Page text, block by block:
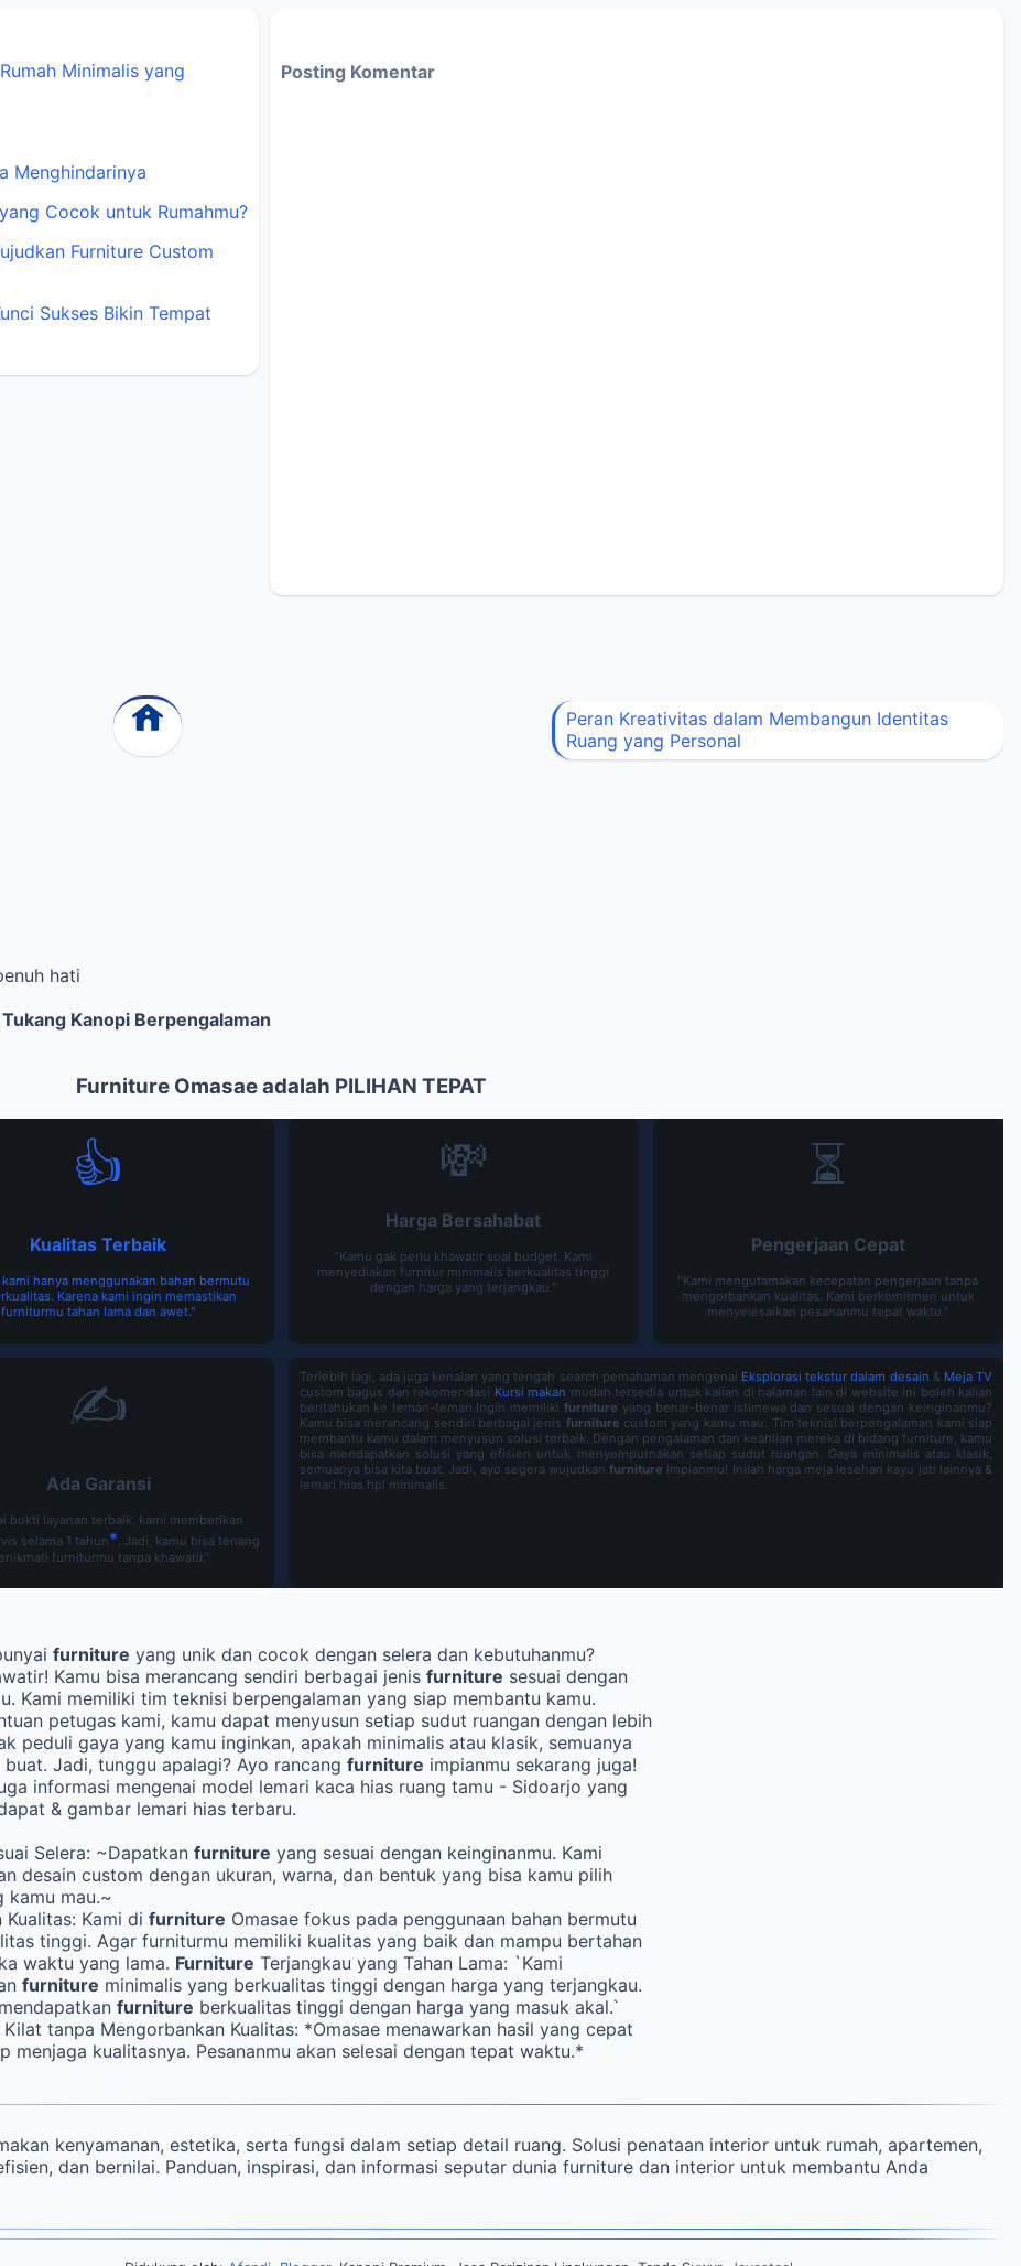
Minimalis yang
Menghindarinya
Cocok untuk Rumahmu?
Furniture Custom
Sukses Bikin Tempat
Posting Komentar
Peran Kreativitas dalam Membangun Identitas
Ruang yang Personal
hati
Kanopi Berpengalaman
Furniture Omasae adalah PILIHAN TEPAT
👍
Kualitas Terbaik
hanya menggunakan bahan bermutu
Karena kami ingin memastikan
furniturmu tahan lama dan awet."
💸
Harga Bersahabat
"Kamu gak perlu khawatir soal budget. Kami
menyediakan furnitur minimalis berkualitas tinggi
dengan harga yang terjangkau."
⏳
Pengerjaan Cepat
"Kami mengutamakan kecepatan pengerjaan tanpa
mengorbankan kualitas. Kami berkomitmen untuk
menyelesaikan pesananmu tepat waktu."
✍
Ada Garansi
bukti layanan terbaik, kami memberikan
selama 1 tahun* . Jadi, kamu bisa tenang
furniturmu tanpa khawatir."
Terlebih lagi, ada juga kenalan yang tengah search pemahaman mengenai Eksplorasi tekstur dalam desain & Meja TV
custom bagus dan rekomendasi Kursi makan mudah tersedia untuk kalian di halaman lain di website ini boleh kalian
beritahukan ke teman-teman. Ingin memiliki furniture yang benar-benar istimewa dan sesuai dengan keinginanmu?
Kamu bisa merancang sendiri berbagai jenis furniture custom yang kamu mau. Tim teknisi berpengalaman kami siap
membantu kamu dalam menyusun solusi terbaik. Dengan pengalaman dan keahlian mereka di bidang furniture, kamu
bisa mendapatkan solusi yang efisien untuk menyempurnakan setiap sudut ruangan. Gaya minimalis atau klasik,
semuanya bisa kita buat. Jadi, ayo segera wujudkanfurniture impianmu! Inilah harga meja lesehan kayu jati lainnya &
lemari hias hpl minimalis.
furniture yang unik dan cocok dengan selera dan kebutuhanmu?
Kamu bisa merancang sendiri berbagai jenis furniture sesuai dengan
Kami memiliki tim teknisi berpengalaman yang siap membantu kamu.
petugas kami, kamu dapat menyusun setiap sudut ruangan dengan lebih
peduli gaya yang kamu inginkan, apakah minimalis atau klasik, semuanya
Jadi, tunggu apalagi? Ayo rancang furniture impianmu sekarang juga!
informasi mengenai model lemari kaca hias ruang tamu - Sidoarjo yang
& gambar lemari hias terbaru.
Selera: ~Dapatkan furniture yang sesuai dengan keinginanmu. Kami
desain custom dengan ukuran, warna, dan bentuk yang bisa kamu pilih
kamu mau.~
Kualitas: Kami di furniture Omasae fokus pada penggunaan bahan bermutu
tinggi. Agar furniturmu memiliki kualitas yang baik dan mampu bertahan
waktu yang lama. Furniture Terjangkau yang Tahan Lama: `Kami
furniture minimalis yang berkualitas tinggi dengan harga yang terjangkau.
furniture berkualitas tinggi dengan harga yang masuk akal.`
Kilat tanpa Mengorbankan Kualitas: *Omasae menawarkan hasil yang cepat
menjaga kualitasnya. Pesananmu akan selesai dengan tepat waktu.*
kenyamanan, estetika, serta fungsi dalam setiap detail ruang. Solusi penataan interior untuk rumah, apartemen,
dan bernilai. Panduan, inspirasi, dan informasi seputar dunia furniture dan interior untuk membantu Anda